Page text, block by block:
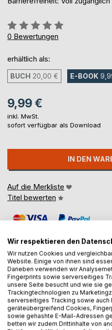
Bewertung::
0%
0 Bewertungen
erhältlich als:
BUCH 20,00 € E-BOOK
9,99 €
inkl. MwSt.
sofort verfügbar als Download
IN DEN
Auf die Merkliste
Titel bewerten
BESCHREIBUNG
Nach Jahrtausenden
gezielter Unterdrückung des
freien Menschen zu großen
Wir respektieren den
Wir nutzen Cookies und
Website. Einige von ihnen sind
Daneben verwenden wir
Fingerprints sowie serverseitiges
unsere Seite besucht und wie sie
Trackingtechnologien zu
serverseitiges Tracking sowie auch
geräteübergreifend Cookies,
sowie gehashte E-Mail-Adressen
betten wir zudem Drittinhalte von